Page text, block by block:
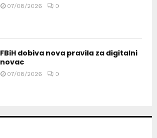
07/08/2026 0
FBiH dobiva nova pravila za digitalni
novac
07/08/2026 0